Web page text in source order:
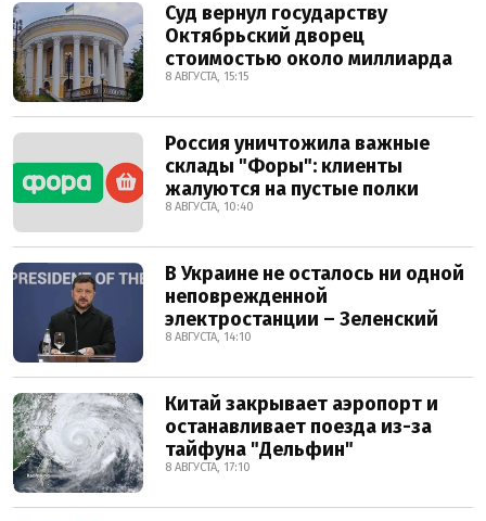
Суд вернул государству
Октябрьский дворец
стоимостью около миллиарда
8 АВГУСТА, 15:15
Россия уничтожила важные
склады "Форы": клиенты
жалуются на пустые полки
8 АВГУСТА, 10:40
В Украине не осталось ни одной
неповрежденной
электростанции – Зеленский
8 АВГУСТА, 14:10
Китай закрывает аэропорт и
останавливает поезда из-за
тайфуна "Дельфин"
8 АВГУСТА, 17:10